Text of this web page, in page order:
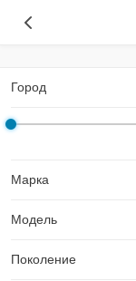
Город
Марка
Модель
Поколение